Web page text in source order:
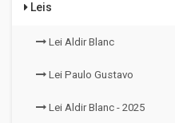
Leis
Lei Aldir Blanc
Lei Paulo Gustavo
Lei Aldir Blanc - 2025